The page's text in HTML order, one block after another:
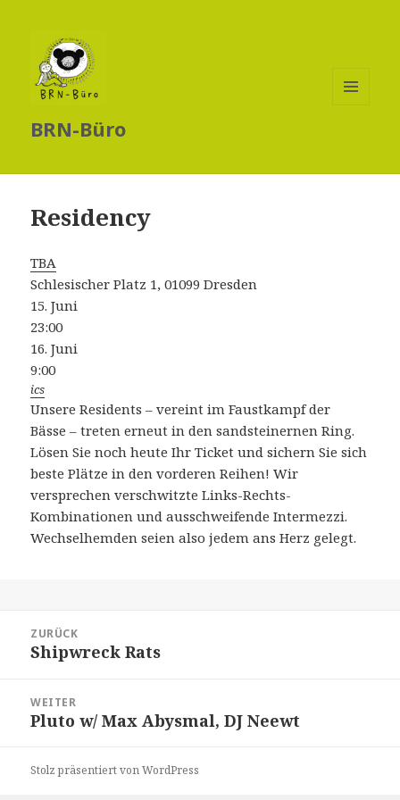
BRN-Büro
Residency
TBA
Schlesischer Platz 1, 01099 Dresden
15. Juni
23:00
16. Juni
9:00
ics
Unsere Residents – vereint im Faustkampf der
Bässe – treten erneut in den sandsteinernen Ring.
Lösen Sie noch heute Ihr Ticket und sichern Sie sich
beste Plätze in den vorderen Reihen! Wir
versprechen verschwitzte Links-Rechts-
Kombinationen und ausschweifende Intermezzi.
Wechselhemden seien also jedem ans Herz gelegt.
ZURÜCK
Vorheriger
Shipwreck Rats
WEITER
Nächster
Pluto w/ Max Abysmal, DJ Neewt
Stolz präsentiert von WordPress